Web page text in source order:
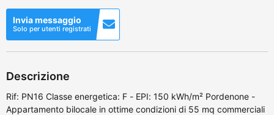
Invia messaggio
Solo per utenti registrati
Descrizione
Rif: PN16 Classe energetica: F - EPI: 150 kWh/m² Pordenone -
Appartamento bilocale in ottime condizioni di 55 mq commerciali